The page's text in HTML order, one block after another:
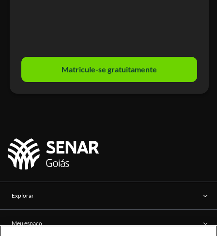
Matricule-se gratuitamente
Explorar
Meu espaço